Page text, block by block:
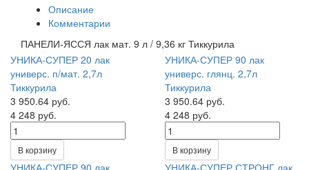
Описание
Комментарии
ПАНЕЛИ-ЯССЯ лак мат. 9 л / 9,36 кг Тиккурила
УНИКА-СУПЕР 20 лак
универс. п/мат. 2,7л
Тиккурила
3 950.64 руб.
4 248 руб.
В корзину
УНИКА-СУПЕР 90 лак
универс. глянц. 2,7л
Тиккурила
3 950.64 руб.
4 248 руб.
В корзину
УНИКА-СУПЕР 90 лак УНИКА-СУПЕР СТРОНГ лак